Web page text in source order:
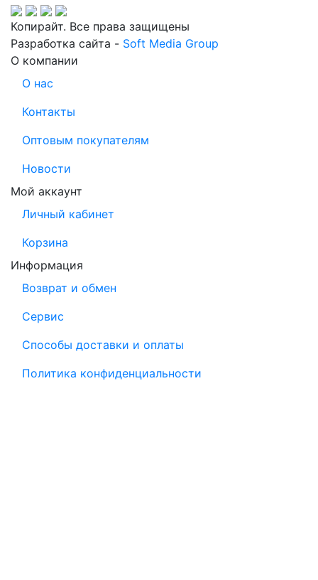
Копирайт. Все права защищены
Разработка сайта - Soft Media Group
О компании
О нас
Контакты
Оптовым покупателям
Новости
Мой аккаунт
Личный кабинет
Корзина
Информация
Возврат и обмен
Сервис
Способы доставки и оплаты
Политика конфиденциальности